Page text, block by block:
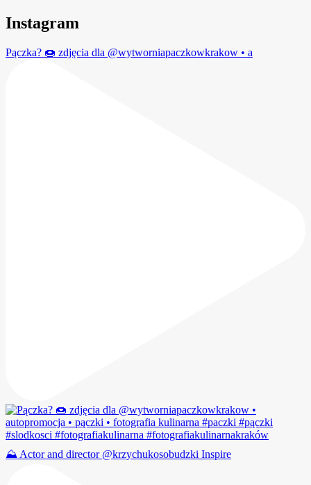
Instagram
Pączka? 🍩 zdjęcia dla @wytworniapaczkowkrakow • a
⛰️ Actor and director @krzychukosobudzki Inspire